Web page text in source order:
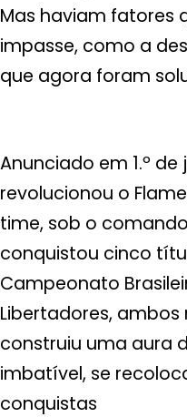
Mas haviam fatores
impasse, como a
que agora foram
Anunciado em 1.º de
revolucionou o
time, sob o
conquistou cinco
Campeonato
Libertadores,
construiu uma aura
imbatível, se
conquistas